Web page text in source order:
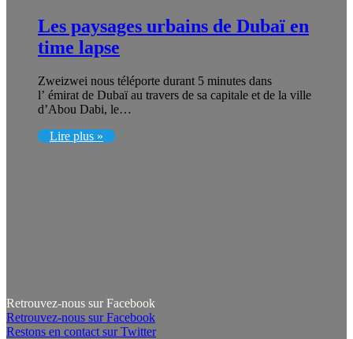
Les paysages urbains de Dubaï en
time lapse
Zweizwei nous téléporte durant 5 minutes dans
l’ émirat de Dubaï au travers de sa capitale et de la ville
d’Abou Dabi, le…
Lire plus »
Retrouvez-nous sur Facebook
Retrouvez-nous sur Facebook
Restons en contact sur Twitter